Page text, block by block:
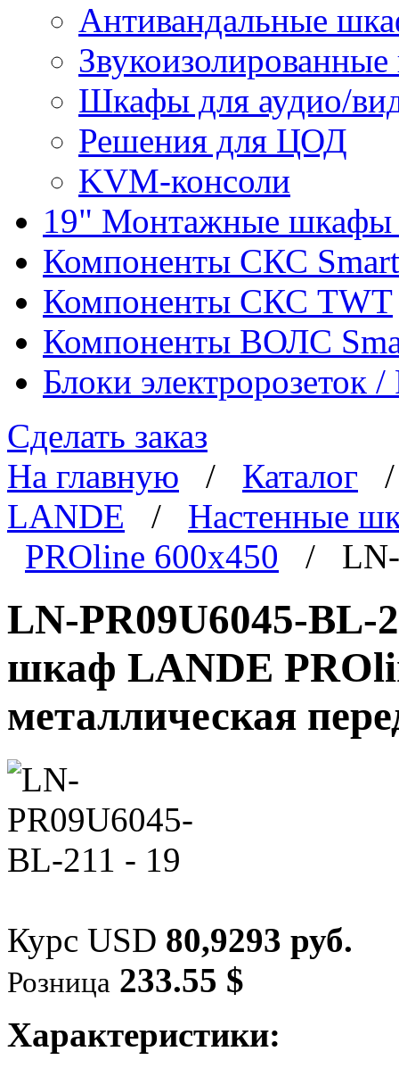
Антивандальные
Шкафы для аудио/
Решения для ЦОД
KVM-консоли
19" Монтажные шкафы
Компоненты СКС
Компоненты СКС TWT
Компоненты ВОЛС
Блоки электророзеток
Сделать заказ
На главную / Каталог
LANDE / Настенные
PROline 600x450 / LN-
LN-PR09U6045-BL-
шкаф LANDE
металлическая
Курс USD 80,9293 руб.
Розница 233.55 $
Характеристики: